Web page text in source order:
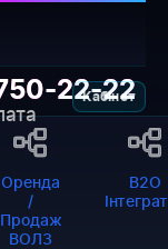
Кабінет
22-22
Оренда
/
Продаж
ВОЛЗ
B2O